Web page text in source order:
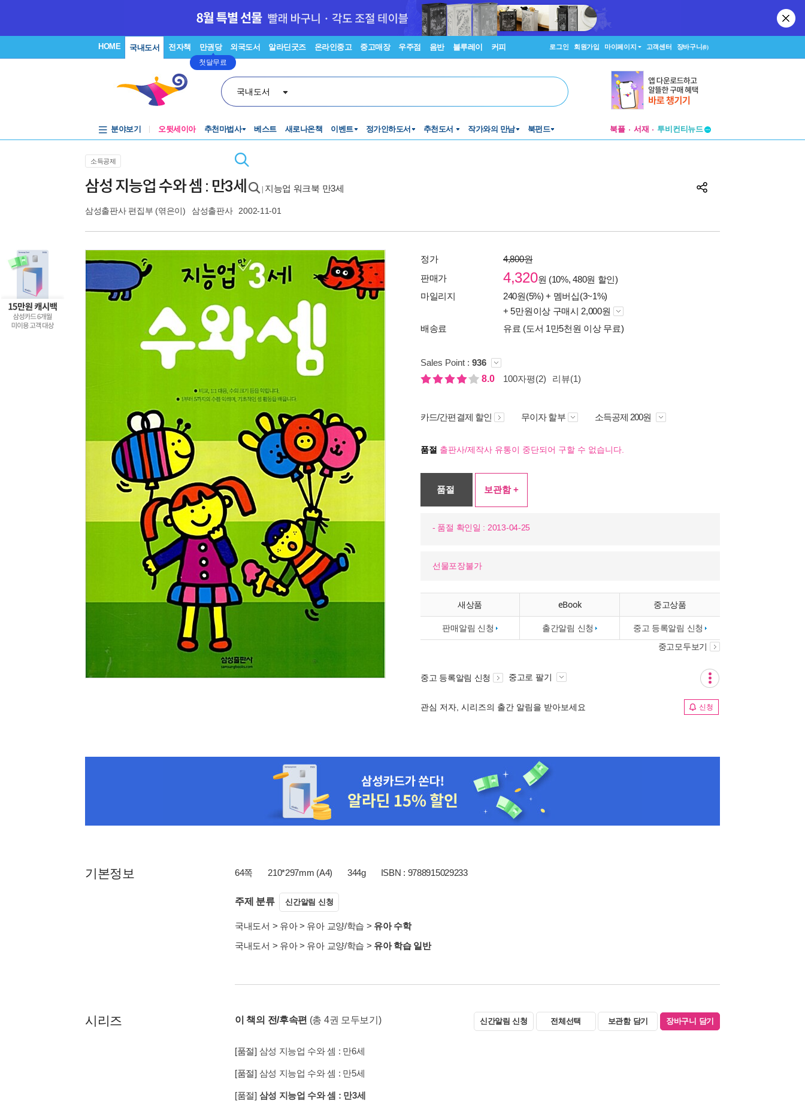
HOME 국내도서 전자책 만권당
첫달무료
외국도서 알라딘굿즈 온라인중고 중고매장 우주점 음반 블루레이 커피 로그인 회원가입 마이페이지 고객센터 장바구니(0)
국내도서
분야보기 오뒷세이아 추천마법사 베스트 새로나온책 이벤트 정가인하도서 추천도서 작가와의 만남 북펀드 북플 서재
창작플랫폼
소득공제
삼성 지능업 수와 셈 : 만3세 지능업 워크북 만3세
삼성출판사 편집부 (엮은이) 삼성출판사 2002-11-01
정가
4,800원
판매가
4,320원 (10%, 480원 할인)
마일리지
240원(5%) + 멤버십(3~1%)
+ 5만원이상 구매시 2,000원
배송료
유료 (도서 1만5천원 이상 무료)
Sales Point : 936
8.0
100자평(2) 리뷰(1)
카드/간편결제 할인 무이자 할부 소득공제 200원
품절 출판사/제작사 유통이 중단되어 구할 수 없습니다.
품절 보관함 +
- 품절 확인일 : 2013-04-25
선물포장불가
새상품 eBook 중고상품
판매알림 신청 출간알림 신청 중고 등록알림 신청
중고모두보기
중고 등록알림 신청 중고로 팔기
관심 저자, 시리즈의 출간 알림을 받아보세요 신청
기본정보 64쪽 210*297mm (A4) 344g ISBN : 9788915029233
주제 분류 신간알림 신청
국내도서 > 유아> 유아 교양/학습 > 유아 수학
국내도서 > 유아> 유아 교양/학습 > 유아 학습 일반
시리즈 이 책의 전/후속편 (총 4권 모두보기) 신간알림 신청 전체선택 보관함 담기 장바구니 담기
[품절] 삼성 지능업 수와 셈 : 만6세
[품절] 삼성 지능업 수와 셈 : 만5세
[품절] 삼성 지능업 수와 셈 : 만3세